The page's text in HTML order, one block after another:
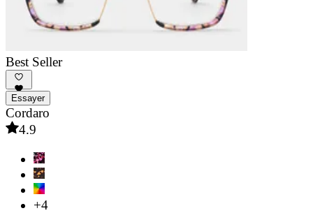
Best Seller
Essayer
Cordaro
4.9
+4